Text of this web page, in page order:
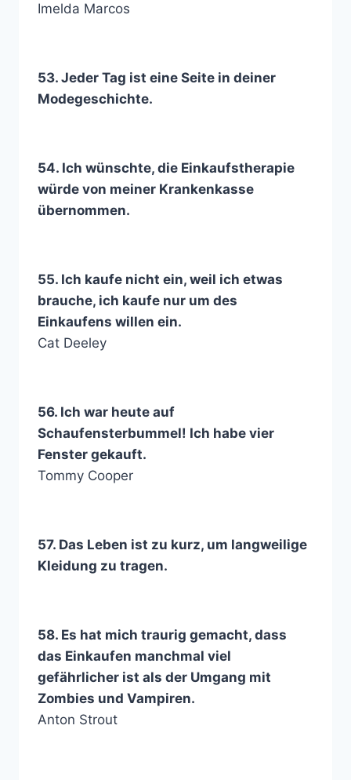
Imelda Marcos
53. Jeder Tag ist eine Seite in deiner
Modegeschichte.
54. Ich wünschte, die Einkaufstherapie
würde von meiner Krankenkasse
übernommen.
55. Ich kaufe nicht ein, weil ich etwas
brauche, ich kaufe nur um des
Einkaufens willen ein.
Cat Deeley
56. Ich war heute auf
Schaufensterbummel! Ich habe vier
Fenster gekauft.
Tommy Cooper
57. Das Leben ist zu kurz, um langweilige
Kleidung zu tragen.
58. Es hat mich traurig gemacht, dass
das Einkaufen manchmal viel
gefährlicher ist als der Umgang mit
Zombies und Vampiren.
Anton Strout